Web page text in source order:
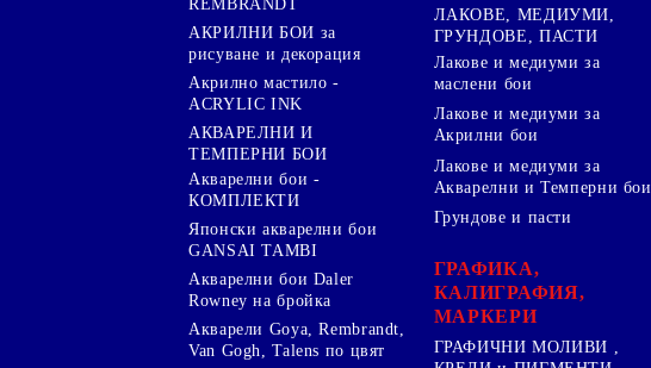
REMBRANDT
АКРИЛНИ БОИ за
рисуване и декорация
Акрилно мастило -
ACRYLIC INK
АКВАРЕЛНИ И
ТЕМПЕРНИ БОИ
Акварелни бои -
КОМПЛЕКТИ
Японски акварелни бои
GANSAI TAMBI
Акварелни бои Daler
Rowney на бройка
Акварели Goya, Rembrandt,
Van Gogh, Talens по цвят
ЛАКОВЕ, МЕДИУМИ,
ГРУНДОВЕ, ПАСТИ
Лакове и медиуми за
маслени бои
Лакове и медиуми за
Акрилни бои
Лакове и медиуми за
Акварелни и Темперни бои
Грундове и пасти
ГРАФИКА,
КАЛИГРАФИЯ,
МАРКЕРИ
ГРАФИЧНИ МОЛИВИ ,